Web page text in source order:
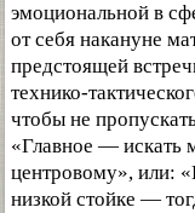
эмоциональной в
от себя накануне
предстоящей
технико-
чтобы не
«Главное — искать
центровому», или:
низкой стойке —